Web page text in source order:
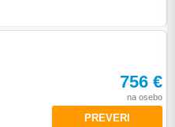
756 €
na osebo
PREVERI